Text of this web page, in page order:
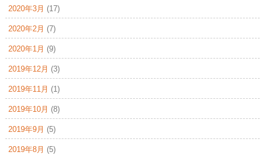
2020年3月 (17)
2020年2月 (7)
2020年1月 (9)
2019年12月 (3)
2019年11月 (1)
2019年10月 (8)
2019年9月 (5)
2019年8月 (5)